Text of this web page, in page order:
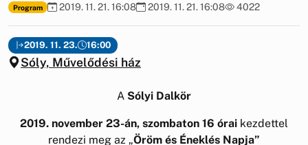
Program 2019. 11. 21. 16:08 2019. 11. 21. 16:08 4022
2019. 11. 23. 16:00
Sóly, Művelődési ház
A Sólyi Dalkör
2019. november 23-án, szombaton 16 órai kezdettel
rendezi meg az „Öröm és Éneklés Napja”